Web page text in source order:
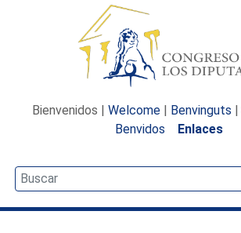
Bienvenidos | Welcome | Benvinguts |
Benvidos
Enlaces